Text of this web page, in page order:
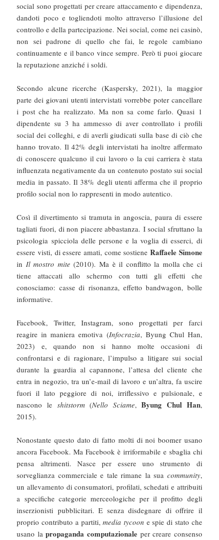
social sono progettati per creare attaccamento e dipendenza,
dandoti poco e togliendoti molto attraverso l’illusione del
controllo e della partecipazione. Nei social, come nei casinò,
non sei padrone di quello che fai, le regole cambiano
continuamente e il banco vince sempre. Però ti puoi giocare
la reputazione anziché i soldi.
Secondo alcune ricerche (Kaspersky, 2021), la maggior
parte dei giovani utenti intervistati vorrebbe poter cancellare
i post che ha realizzato. Ma non sa come farlo. Quasi 1
dipendente su 3 ha ammesso di aver controllato i profili
social dei colleghi, e di averli giudicati sulla base di ciò che
hanno trovato. Il 42% degli intervistati ha inoltre affermato
di conoscere qualcuno il cui lavoro o la cui carriera è stata
influenzata negativamente da un contenuto postato sui social
media in passato. Il 38% degli utenti afferma che il proprio
profilo social non lo rappresenti in modo autentico.
Così il divertimento si tramuta in angoscia, paura di essere
tagliati fuori, di non piacere abbastanza. I social sfruttano la
psicologia spicciola delle persone e la voglia di esserci, di
essere visti, di essere amati, come sostiene Raffaele Simone
in Il mostro mite (2010). Ma è il conflitto la molla che ci
tiene attaccati allo schermo con tutti gli effetti che
conosciamo: casse di risonanza, effetto bandwagon, bolle
informative.
Facebook, Twitter, Instagram, sono progettati per farci
reagire in maniera emotiva (Infocrazia, Byung Chul Han,
2023) e, quando non si hanno molte occasioni di
confrontarsi e di ragionare, l’impulso a litigare sui social
durante la guardia al capannone, l’attesa del cliente che
entra in negozio, tra un’e-mail di lavoro e un’altra, fa uscire
fuori il lato peggiore di noi, irriflessivo e pulsionale, e
nascono le shitstorm(Nello Sciame,Byung Chul Han,
2015).
Nonostante questo dato di fatto molti di noi boomer usano
ancora Facebook. Ma Facebook è irriformabile e sbaglia chi
pensa altrimenti. Nasce per essere uno strumento di
sorveglianza commerciale e tale rimane la sua community,
un allevamento di consumatori, profilati, schedati e attribuiti
a specifiche categorie merceologiche per il profitto degli
inserzionisti pubblicitari. E senza disdegnare di offrire il
proprio contributo a partiti,media tycoon e spie di stato che
usano lapropaganda computazionale per creare consenso